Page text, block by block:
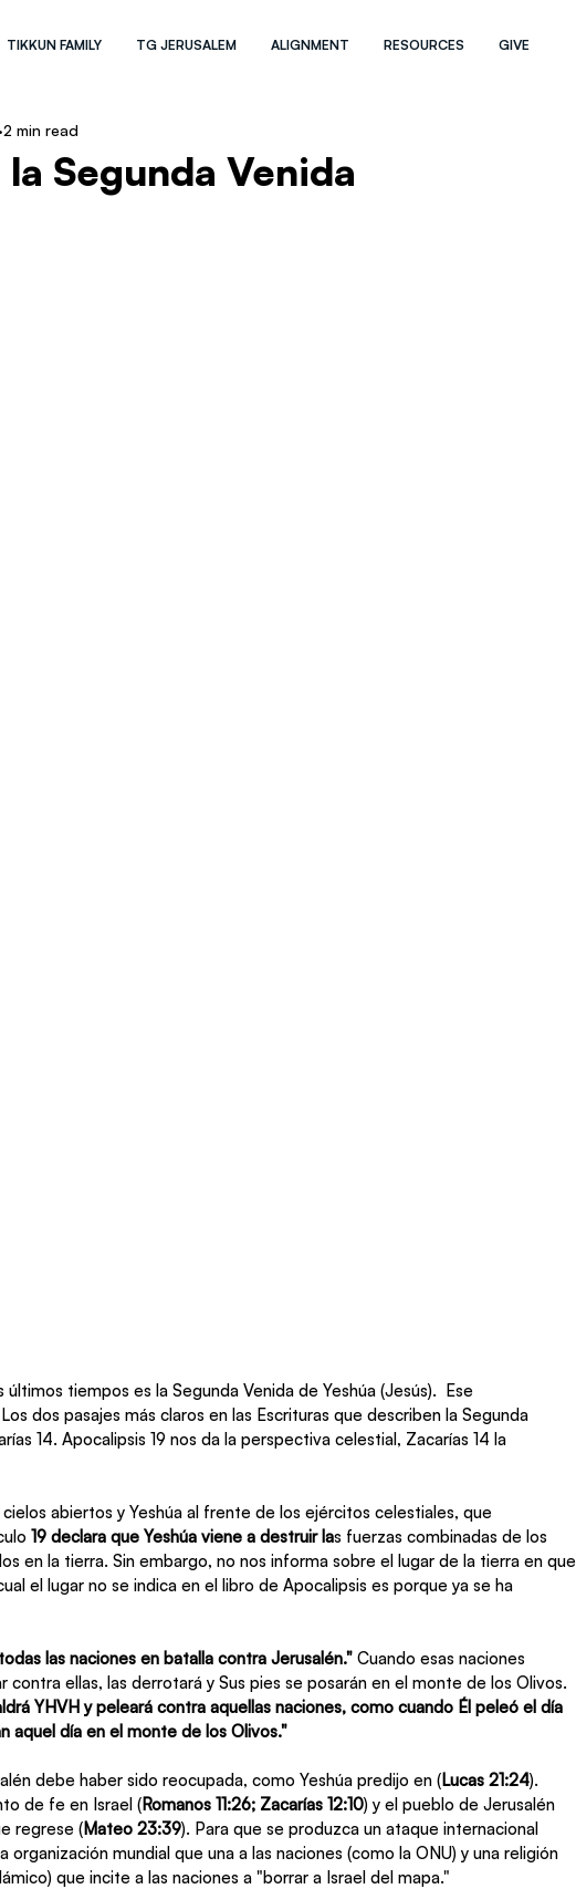
TIKKUN FAMILY TG JERUSALEM ALIGNMENT RESOURCES GIVE
Segunda Venida
2 min read
tiempos es la Segunda Venida de Yeshúa (Jesús).  Ese
dos pasajes más claros en las Escrituras que describen la Segunda
14. Apocalipsis 19 nos da la perspectiva celestial, Zacarías 14 la
abiertos y Yeshúa al frente de los ejércitos celestiales, que
19 declara que Yeshúa viene a destruir las fuerzas combinadas de los
en la tierra. Sin embargo, no nos informa sobre el lugar de la tierra en que
el lugar no se indica en el libro de Apocalipsis es porque ya se ha
las naciones en batalla contra Jerusalén." Cuando esas naciones
contra ellas, las derrotará y Sus pies se posarán en el monte de los Olivos.
YHVH y peleará contra aquellas naciones, como cuando Él peleó el día
aquel día en el monte de los Olivos."
debe haber sido reocupada, como Yeshúa predijo en (Lucas 21:24).
de fe en Israel (Romanos 11:26; Zacarías 12:10) y el pueblo de Jerusalén
regrese (Mateo 23:39). Para que se produzca un ataque internacional
organización mundial que una a las naciones (como la ONU) y una religión
que incite a las naciones a "borrar a Israel del mapa."